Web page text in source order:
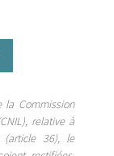
Commission
relative à
(article 36), le